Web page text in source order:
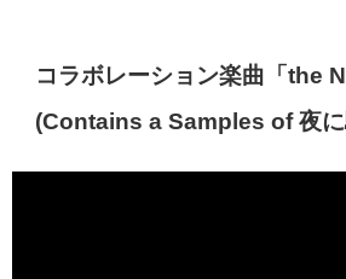
コラボレーション楽曲「the
(Contains a Samples of夜